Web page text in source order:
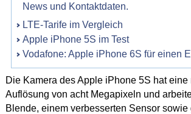
News und Kontaktdaten.
LTE-Tarife im Vergleich
Apple iPhone 5S im Test
Vodafone: Apple iPhone 6S für einen
Die Kamera des Apple iPhone 5S hat eine
Auflösung von acht Megapixeln und
Blende, einem verbesserten Sensor